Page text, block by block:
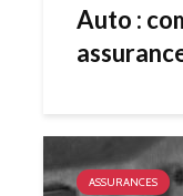
Auto :
ASSURANCES